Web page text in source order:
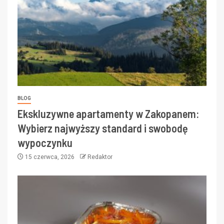
BLOG
Ekskluzywne apartamenty w Zakopanem:
Wybierz najwyższy standard i swobodę
wypoczynku
15 czerwca, 2026 Redaktor